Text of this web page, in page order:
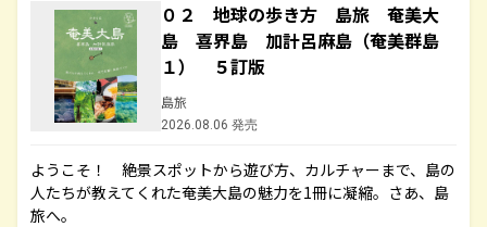
０２ 地球の歩き方 島旅 奄美大
島 喜界島 加計呂麻島（奄美群島
１） ５訂版
島旅
2026.08.06 発売
ようこそ！ 絶景スポットから遊び方、カルチャーまで、島の
人たちが教えてくれた奄美大島の魅力を1冊に凝縮。さあ、島
旅へ。